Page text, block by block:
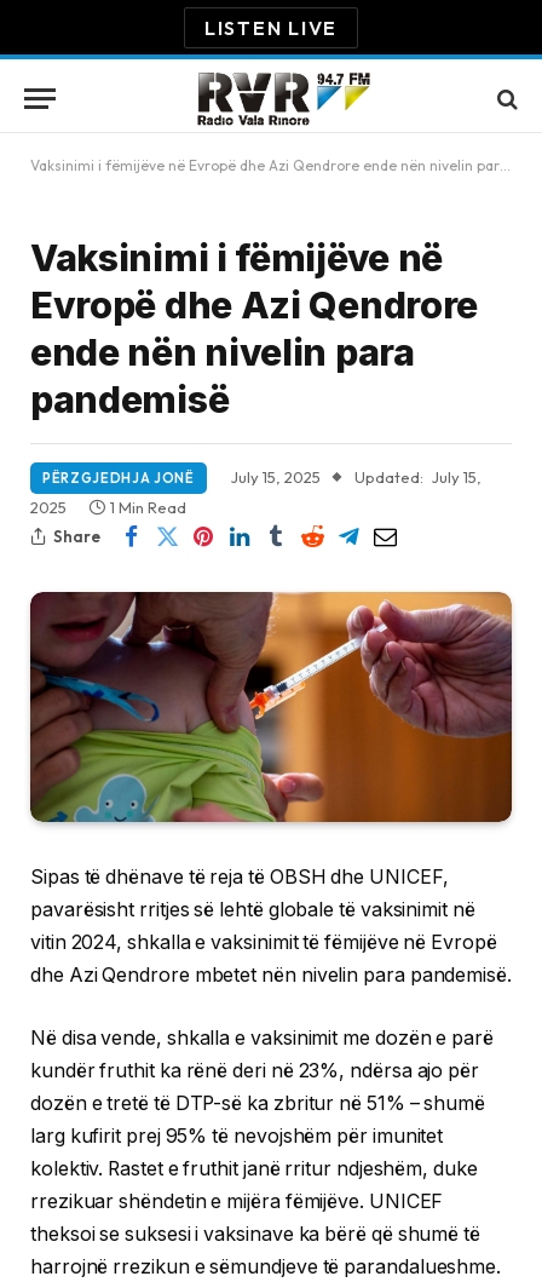
LISTEN LIVE
Vaksinimi i fëmijëve në Evropë dhe Azi Qendrore ende nën nivelin para pandemisë
Vaksinimi i fëmijëve në
Evropë dhe Azi Qendrore
ende nën nivelin para
pandemisë
PËRZGJEDHJA JONË July 15, 2025 Updated: July 15,
2025
1 Min Read
Share
Sipas të dhënave të reja të OBSH dhe UNICEF,
pavarësisht rritjes së lehtë globale të vaksinimit në
vitin 2024, shkalla e vaksinimit të fëmijëve në Evropë
dhe Azi Qendrore mbetet nën nivelin para pandemisë.
Në disa vende, shkalla e vaksinimit me dozën e parë
kundër fruthit ka rënë deri në 23%, ndërsa ajo për
dozën e tretë të DTP-së ka zbritur në 51% – shumë
larg kufirit prej 95% të nevojshëm për imunitet
kolektiv. Rastet e fruthit janë rritur ndjeshëm, duke
rrezikuar shëndetin e mijëra fëmijëve. UNICEF
theksoi se suksesi i vaksinave ka bërë që shumë të
harrojnë rrezikun e sëmundjeve të parandalueshme.